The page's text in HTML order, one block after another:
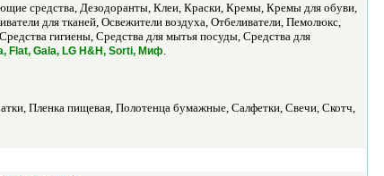
средства, Дезодоранты, Клеи, Краски, Кремы, Кремы для обуви,
для тканей, Освежители воздуха, Отбеливатели, Пемолюкс,
гигиены, Средства для мытья посуды, Средства для
Flat, Gala, LG H&H, Sorti, Миф.
Пленка пищевая, Полотенца бумажные, Салфетки, Свечи, Скотч,